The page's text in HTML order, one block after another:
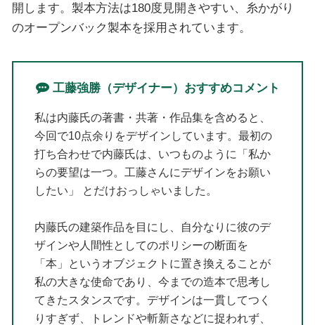
開します。製本方法は180度見開きやすい、糸かがり
のオープンバック製本を採用されています。
工藤強勝（デザイナー）おすすめコメント
私は内藤氏の著書・共著・作品集を含めると、
今回で10点余りをデザインしています。最初の
打ち合わせで内藤氏は、いつものように「私か
らの要望は一つ。工藤さんにデザインをお願い
したい」 とだけおっしゃいました。
内藤氏の建築作品を目にし、自分なりに彼のデ
ザインや人間性としてのポリシーの断面を
「本」というオブジェクトに置き換えることが
私の大きな使命であり、今までの造本で思考し
てきたスタンスです。デザインは一貫してつく
りすぎず、トレンドや斬新さなどに捉われず、